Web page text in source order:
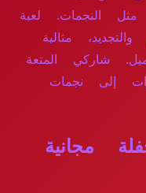
النجمات. لعبة
مثالية
شاركي المتعة
إلى نجمات
مجانية